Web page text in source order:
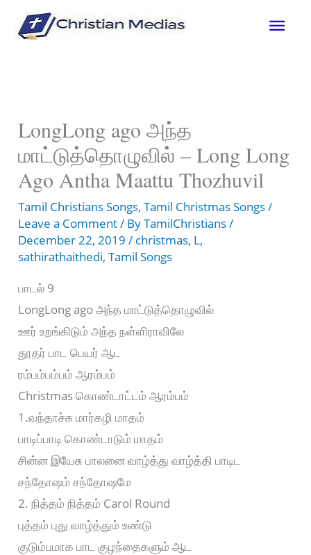
LongLong ago அந்த
மாட்டுத்தொழுவில் – Long Long
Ago Antha Maattu Thozhuvil
Tamil Christians Songs,Tamil Christmas Songs/
Leave a Comment/ ByTamilChristians/
December 22, 2019/ christmas, L,
sathirathaithedi,Tamil Songs
பாடல் 9
LongLong ago அந்த மாட்டுத்தொழுவில்
ஊர் உறங்கிடும் அந்த நள்ளிராவிலே
தூதர் பாட பெயர் ஆட
ரம்பம்பம்பம் ஆரம்பம்
Christmas கொண்டாட்டம் ஆரம்பம்
1.வந்தாச்சு மார்கழி மாதம்
பாடிப்பாடி கொண்டாடும் மாதம்
சின்ன இயேசு பாலனை வாழ்த்து வாழ்த்தி பாடிட
சந்தோஷம் சந்தோஷமே
2. நித்தம் நித்தம் Carol Round
புத்தம் புது வாழ்த்தும் உண்டு
குடும்பமாக பாட குழந்தைகளும் ஆட